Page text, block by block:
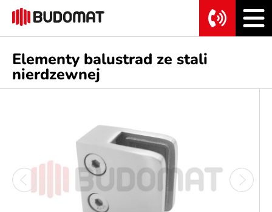
Elementy balustrad ze stali
nierdzewnej